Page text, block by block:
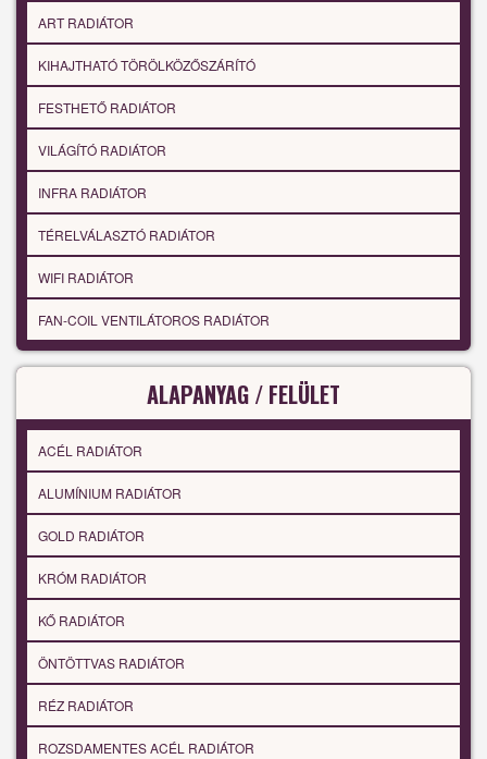
ART RADIÁTOR
KIHAJTHATÓ TÖRÖLKÖZŐSZÁRÍTÓ
FESTHETŐ RADIÁTOR
VILÁGÍTÓ RADIÁTOR
INFRA RADIÁTOR
TÉRELVÁLASZTÓ RADIÁTOR
WIFI RADIÁTOR
FAN-COIL VENTILÁTOROS RADIÁTOR
ALAPANYAG / FELÜLET
ACÉL RADIÁTOR
ALUMÍNIUM RADIÁTOR
GOLD RADIÁTOR
KRÓM RADIÁTOR
KŐ RADIÁTOR
ÖNTÖTTVAS RADIÁTOR
RÉZ RADIÁTOR
ROZSDAMENTES ACÉL RADIÁTOR